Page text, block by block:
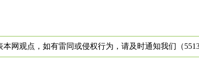
网观点，如有雷同或侵权行为，请及时通知我们（